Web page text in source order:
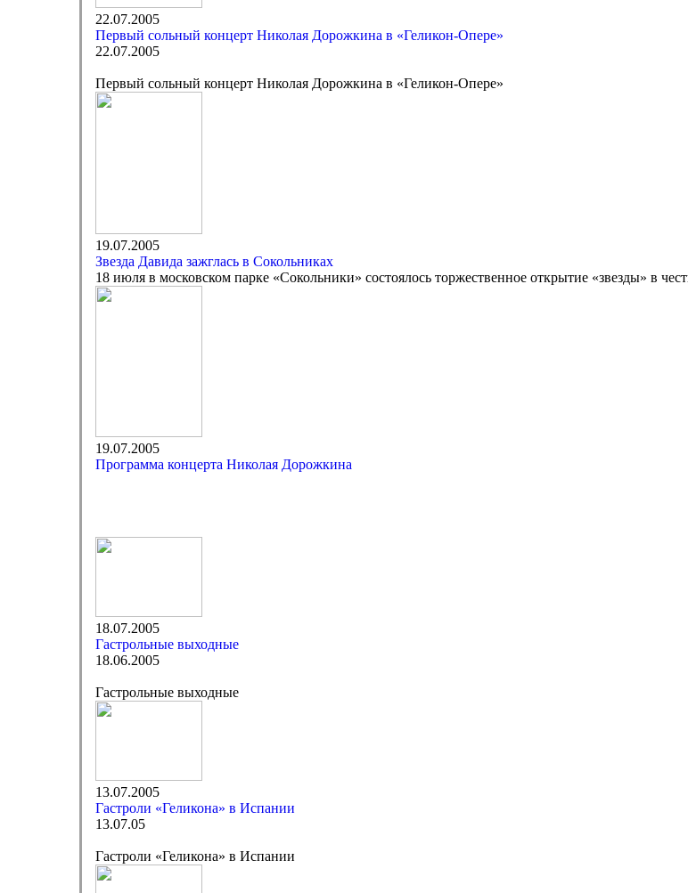
22.07.2005
Первый сольный концерт Николая Дорожкина в «Геликон-Опере»
22.07.2005
Первый сольный концерт Николая Дорожкина в «Геликон-Опере»
19.07.2005
Звезда Давида зажглась в Сокольниках
18 июля в московском парке «Сокольники» состоялось торжественное открытие «звезды» в
19.07.2005
Программа концерта Николая Дорожкина
18.07.2005
Гастрольные выходные
18.06.2005
Гастрольные выходные
13.07.2005
Гастроли «Геликона» в Испании
13.07.05
Гастроли «Геликона» в Испании